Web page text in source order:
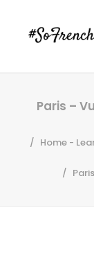
Paris –
Home -